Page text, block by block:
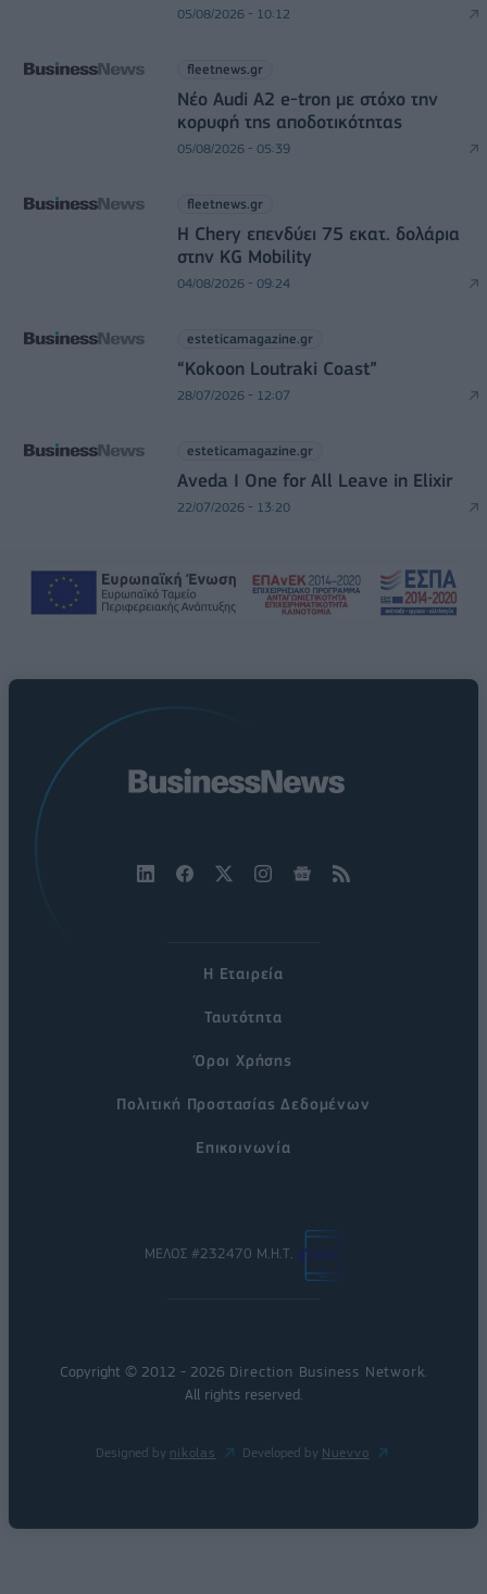
05/08/2026 - 10:12
fleetnews.gr
Νέο Audi A2 e-tron με στόχο την
κορυφή της αποδοτικότητας
05/08/2026 - 05:39
fleetnews.gr
Η Chery επενδύει 75 εκατ. δολάρια
στην KG Mobility
04/08/2026 - 09:24
esteticamagazine.gr
“Kokoon Loutraki Coast”
28/07/2026 - 12:07
esteticamagazine.gr
Aveda I One for All Leave in Elixir
22/07/2026 - 13:20
Η Εταιρεία
Ταυτότητα
Όροι Χρήσης
Πολιτική Προστασίας Δεδομένων
Επικοινωνία
ΜΕΛΟΣ #232470 Μ.Η.Τ.
Copyright © 2012 - 2026 Direction Business Network
All rights reserved.
Designed by nikolas Developed by Nuevvo